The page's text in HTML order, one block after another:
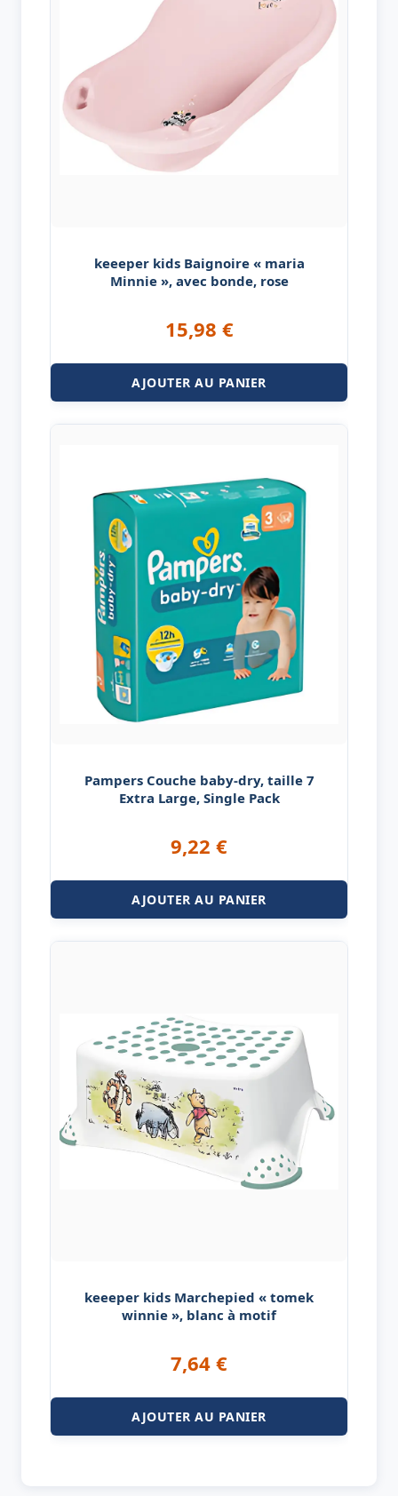
keeeper kids Baignoire « maria
Minnie », avec bonde, rose
15,98 €
AJOUTER AU PANIER
Pampers Couche baby-dry, taille 7
Extra Large, Single Pack
9,22 €
AJOUTER AU PANIER
keeeper kids Marchepied « tomek
winnie », blanc à motif
7,64 €
AJOUTER AU PANIER